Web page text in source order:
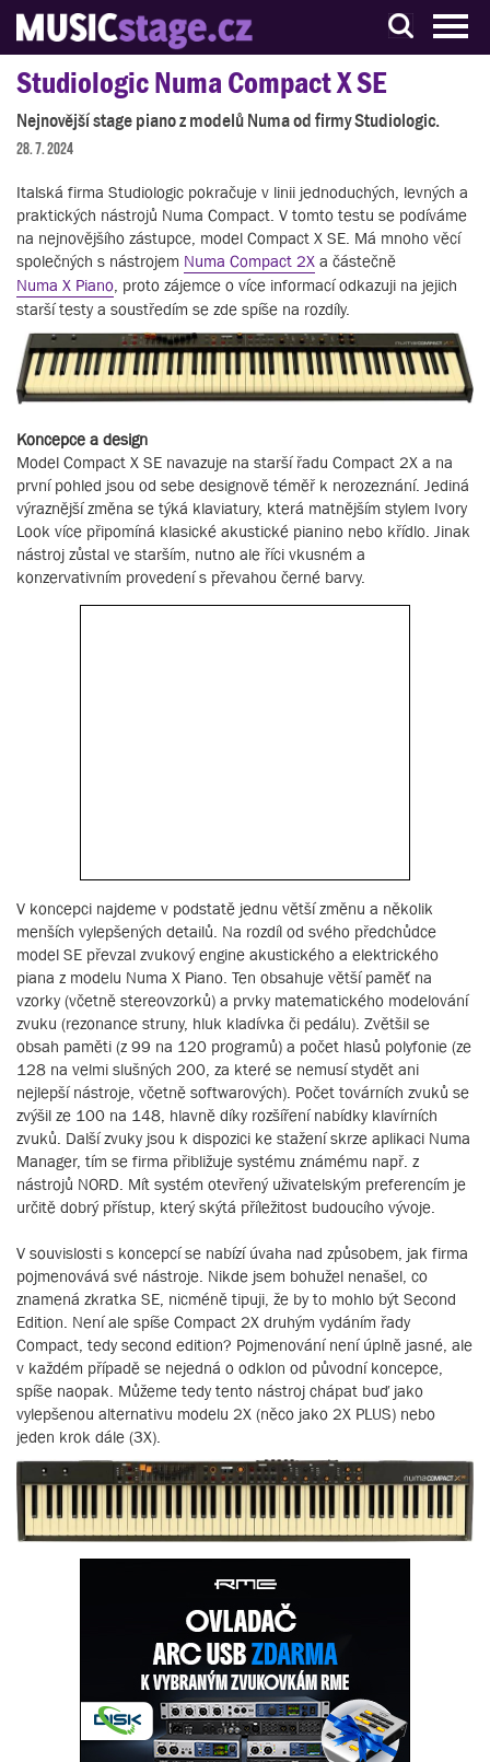
S muzikanty pro muzikanty
Studiologic Numa Compact X SE
Nejnovější stage piano z modelů Numa od firmy Studiologic.
28. 7. 2024
Italská firma Studiologic pokračuje v linii jednoduchých, levných a
praktických nástrojů Numa Compact. V tomto testu se podíváme
na nejnovějšího zástupce, model Compact X SE. Má mnoho věcí
společných s nástrojem Numa Compact 2X a částečně
Numa X Piano , proto zájemce o více informací odkazuji na jejich
starší testy a soustředím se zde spíše na rozdíly.
Koncepce a design
Model Compact X SE navazuje na starší řadu Compact 2X a na
první pohled jsou od sebe designově téměř k nerozeznání. Jediná
výraznější změna se týká klaviatury, která matnějším stylem Ivory
Look více připomíná klasické akustické pianino nebo křídlo. Jinak
nástroj zůstal ve starším, nutno ale říci vkusném a
konzervativním provedení s převahou černé barvy.
V koncepci najdeme v podstatě jednu větší změnu a několik
menších vylepšených detailů. Na rozdíl od svého předchůdce
model SE převzal zvukový engine akustického a elektrického
piana z modelu Numa X Piano. Ten obsahuje větší paměť na
vzorky (včetně stereovzorků) a prvky matematického modelování
zvuku (rezonance struny, hluk kladívka či pedálu). Zvětšil se
obsah paměti (z 99 na 120 programů) a počet hlasů polyfonie (ze
128 na velmi slušných 200, za které se nemusí stydět ani
nejlepší nástroje, včetně softwarových). Počet továrních zvuků se
zvýšil ze 100 na 148, hlavně díky rozšíření nabídky klavírních
zvuků. Další zvuky jsou k dispozici ke stažení skrze aplikaci Numa
Manager, tím se firma přibližuje systému známému např. z
nástrojů NORD. Mít systém otevřený uživatelským preferencím je
určitě dobrý přístup, který skýtá příležitost budoucího vývoje.
V souvislosti s koncepcí se nabízí úvaha nad způsobem, jak firma
pojmenovává své nástroje. Nikde jsem bohužel nenašel, co
znamená zkratka SE, nicméně tipuji, že by to mohlo být Second
Edition. Není ale spíše Compact 2X druhým vydáním řady
Compact, tedy second edition? Pojmenování není úplně jasné, ale
v každém případě se nejedná o odklon od původní koncepce,
spíše naopak. Můžeme tedy tento nástroj chápat buď jako
vylepšenou alternativu modelu 2X (něco jako 2X PLUS) nebo
jeden krok dále (3X).